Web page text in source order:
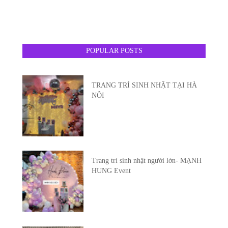
POPULAR POSTS
TRANG TRÍ SINH NHẬT TẠI HÀ
NỘI
Trang trí sinh nhật người lớn- MẠNH
HUNG Event